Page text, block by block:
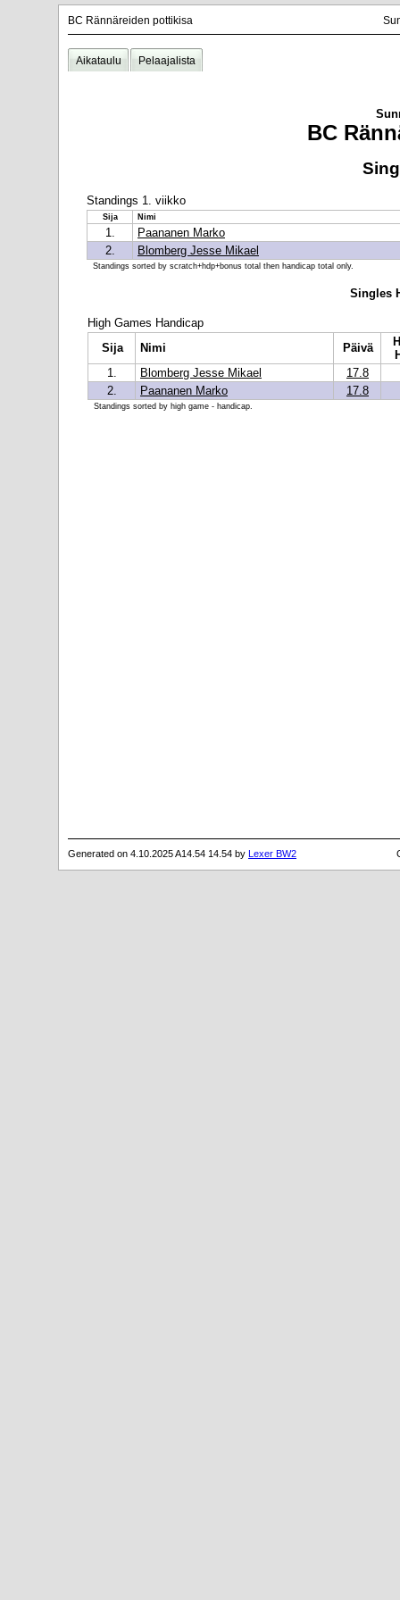
BC Rännäreiden pottikisa
Aikataulu Pelaajalista
BC
Standings 1. viikko
Sija Nimi
1.
Paananen Marko
2.
Blomberg Jesse Mikael
Standings sorted by scratch+hdp+bonus total then handicap total only.
Singles
High Games Handicap
Sija
Nimi Päivä
1.
Blomberg Jesse Mikael
17.8
2.
Paananen Marko 17.8
Standings sorted by high game - handicap.
Generated on 4.10.2025 A14.54 14.54 by Lexer BW2